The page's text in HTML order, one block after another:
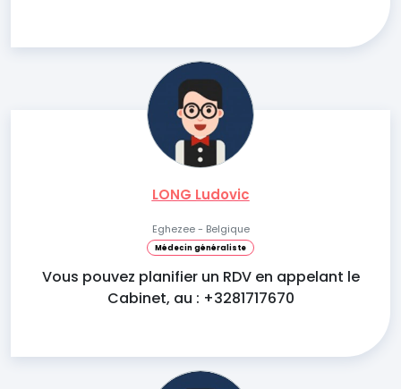
LONG Ludovic
Eghezee - Belgique
Médecin généraliste
Vous pouvez planifier un RDV en appelant le
Cabinet, au : +3281717670